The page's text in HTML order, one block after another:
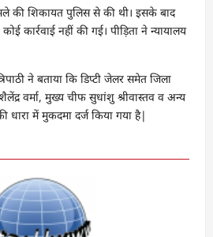
की शिकायत पुलिस से की थी। इसके बाद
कार्रवाई नहीं की गई। पीड़िता ने न्यायालय
ने बताया कि डिप्टी जेलर समेत जिला
वर्मा, मुख्य चीफ सुधांशु श्रीवास्तव व अन्य
धारा में मुकदमा दर्ज किया गया है|